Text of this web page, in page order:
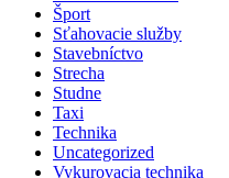
Šport
Sťahovacie služby
Stavebníctvo
Strecha
Studne
Taxi
Technika
Uncategorized
Vykurovacia technika